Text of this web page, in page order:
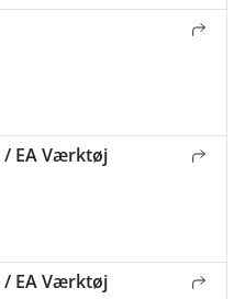
/ EA Værktøj
/ EA Værktøj